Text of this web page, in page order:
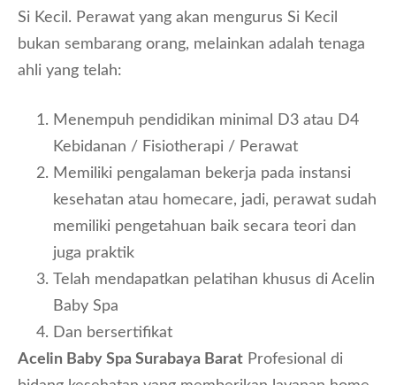
Si Kecil. Perawat yang akan mengurus Si Kecil
bukan sembarang orang, melainkan adalah tenaga
ahli yang telah:
Menempuh pendidikan minimal D3 atau D4
Kebidanan / Fisiotherapi / Perawat
Memiliki pengalaman bekerja pada instansi
kesehatan atau homecare, jadi, perawat sudah
memiliki pengetahuan baik secara teori dan
juga praktik
Telah mendapatkan pelatihan khusus di Acelin
Baby Spa
Dan bersertifikat
Acelin Baby Spa Surabaya Barat Profesional di